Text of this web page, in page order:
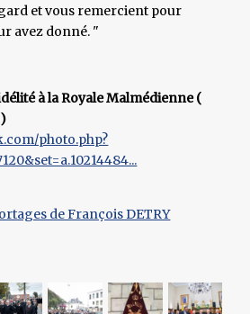
et vous remercient pour
avez donné. "
à la Royale Malmédienne (
photo.php?
de François DETRY